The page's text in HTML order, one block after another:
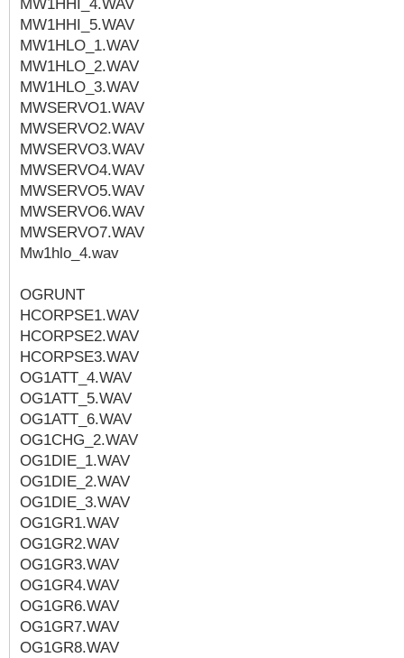
MW1HHI_4.WAV
MW1HHI_5.WAV
MW1HLO_1.WAV
MW1HLO_2.WAV
MW1HLO_3.WAV
MWSERVO1.WAV
MWSERVO2.WAV
MWSERVO3.WAV
MWSERVO4.WAV
MWSERVO5.WAV
MWSERVO6.WAV
MWSERVO7.WAV
Mw1hlo_4.wav
OGRUNT
HCORPSE1.WAV
HCORPSE2.WAV
HCORPSE3.WAV
OG1ATT_4.WAV
OG1ATT_5.WAV
OG1ATT_6.WAV
OG1CHG_2.WAV
OG1DIE_1.WAV
OG1DIE_2.WAV
OG1DIE_3.WAV
OG1GR1.WAV
OG1GR2.WAV
OG1GR3.WAV
OG1GR4.WAV
OG1GR6.WAV
OG1GR7.WAV
OG1GR8.WAV